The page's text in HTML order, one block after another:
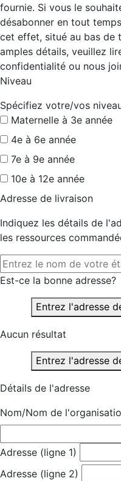
fournie. Si vous le
désabonner en tout
cet effet, situé au bas de
amples détails, veuillez
confidentialité ou nous
Niveau
Spécifiez votre/vos
Maternelle à 3e année
4e à 6e année
7e à 9e année
10e à 12e année
Adresse de livraison
Indiquez les détails de
les ressources
Est-ce la bonne adresse?
Entrez l'adresse
Aucun résultat
Entrez l'adresse
Détails de l'adresse
Nom/Nom de
Adresse (ligne 1)
Adresse (ligne 2)